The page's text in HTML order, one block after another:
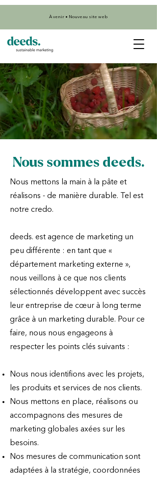
À venir • Nouveau site web
Nous sommes deeds.
Nous mettons la main à la pâte et
réalisons - de manière durable. Tel est
notre credo.
deeds. est agence de marketing un
peu différente : en tant que «
département marketing externe »,
nous veillons à ce que nos clients
sélectionnés développent avec succès
leur entreprise de cœur à long terme
grâce à un marketing durable. Pour ce
faire, nous nous engageons à
respecter les points clés suivants :
Nous nous identifions avec les projets,
les produits et services de nos clients.
Nous mettons en place, réalisons ou
accompagnons des mesures de
marketing globales axées sur les
besoins.
Nos mesures de communication sont
adaptées à la stratégie, coordonnées